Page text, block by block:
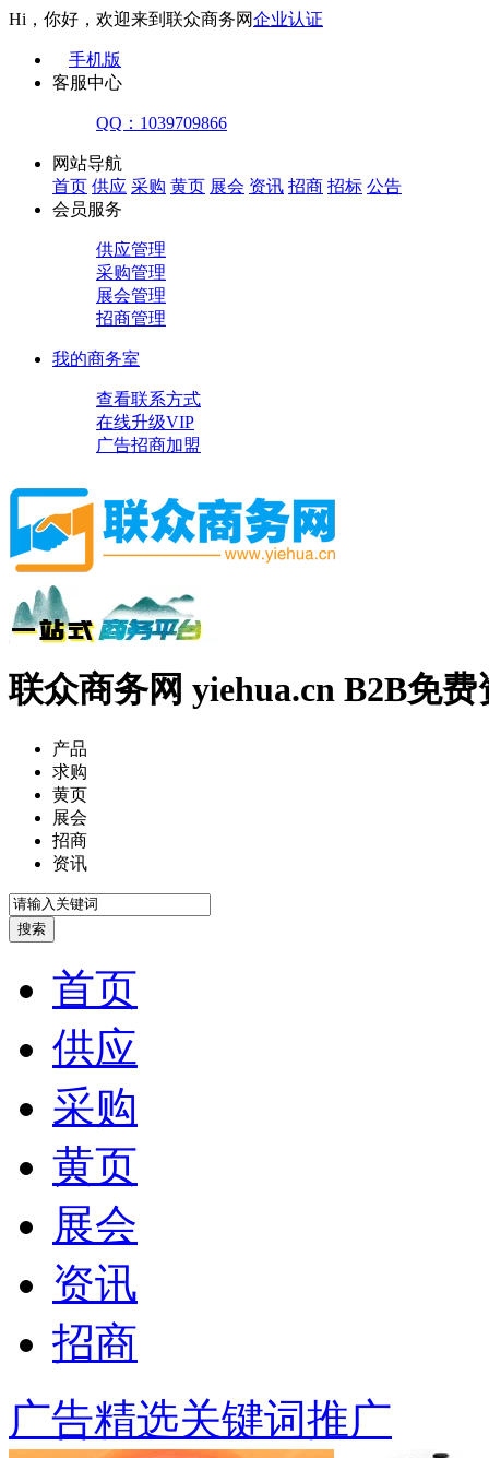
Hi，你好，欢迎来到联众商务网企业认证
手机版
客服中心
QQ：1039709866
网站导航
首页 供应 采购 黄页 展会 资讯 招商 招标 公告
会员服务
供应管理
采购管理
展会管理
招商管理
我的商务室
查看联系方式
在线升级VIP
广告招商加盟
联众商务网 yiehua.cn B2B免
产品
求购
黄页
展会
招商
资讯
首页
供应
采购
黄页
展会
资讯
招商
广告精选关键词推广